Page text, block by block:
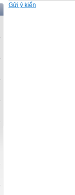
Gửi ý kiến